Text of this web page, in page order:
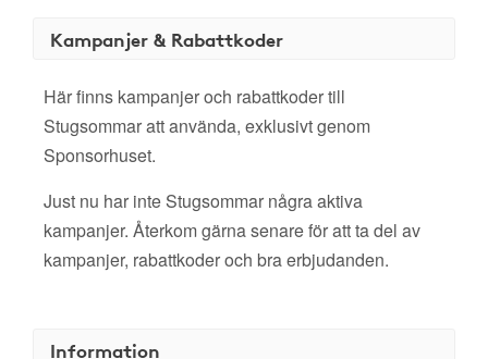
Kampanjer & Rabattkoder
Här finns kampanjer och rabattkoder till
Stugsommar att använda, exklusivt genom
Sponsorhuset.
Just nu har inte Stugsommar några aktiva
kampanjer. Återkom gärna senare för att ta del av
kampanjer, rabattkoder och bra erbjudanden.
Information